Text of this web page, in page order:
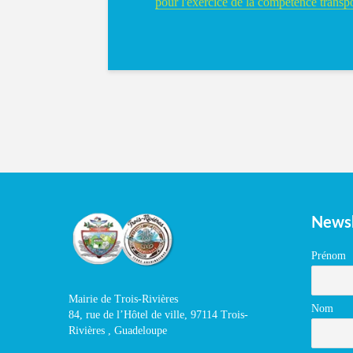
Mairie de Trois-Rivières
84, rue de l’Hôtel de ville, 97114 Trois-
Rivières , Guadeloupe
Prénom
Nom